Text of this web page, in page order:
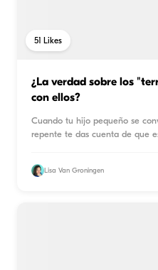
51 Likes
¿La verdad sobre los
con ellos?
Cuando tu hijo pequeño se
repente te das cuenta de que
Lisa Van Groningen